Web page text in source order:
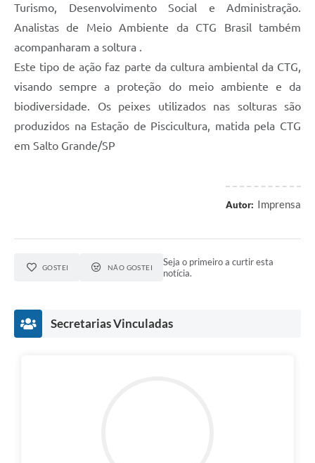
Turismo, Desenvolvimento Social e Administração.
Analistas de Meio Ambiente da CTG Brasil também
acompanharam a soltura .
Este tipo de ação faz parte da cultura ambiental da CTG,
visando sempre a proteção do meio ambiente e da
biodiversidade. Os peixes utilizados nas solturas são
produzidos na Estação de Piscicultura, matida pela CTG
em Salto Grande/SP
Autor: Imprensa
GOSTEI NÃO GOSTEI
Seja o primeiro a curtir esta
notícia.
Secretarias Vinculadas